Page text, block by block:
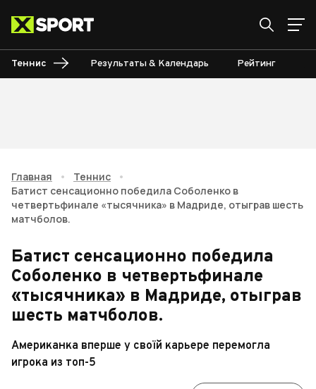
Теннис Результаты & Календарь Рейтинг
Главная • Теннис
•
Батист сенсационно победила Соболенко в
четвертьфинале «тысячника» в Мадриде, отыграв шесть
матчболов.
Батист сенсационно победила
Соболенко в четвертьфинале
«тысячника» в Мадриде, отыграв
шесть матчболов.
Американка вперше у своїй карьере перемогла
игрока из топ-5